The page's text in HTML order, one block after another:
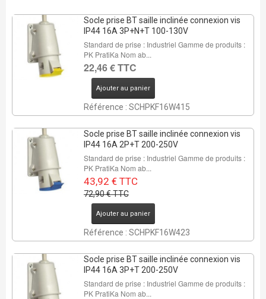
Socle prise BT saille inclinée connexion vis
IP44 16A 3P+N+T 100-130V
Standard de prise : Industriel Gamme de produits :
PK PratiKa Nom ab...
22,46 € TTC
Ajouter au panier
Référence : SCHPKF16W415
Socle prise BT saille inclinée connexion vis
IP44 16A 2P+T 200-250V
Standard de prise : Industriel Gamme de produits :
PK PratiKa Nom ab...
43,92 € TTC
72,90 € TTC
Ajouter au panier
Référence : SCHPKF16W423
Socle prise BT saille inclinée connexion vis
IP44 16A 3P+T 200-250V
Standard de prise : Industriel Gamme de produits :
PK PratiKa Nom ab...